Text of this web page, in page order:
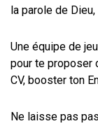
la parole de
Une équipe de
pour te proposer
CV, booster ton
Ne laisse pas